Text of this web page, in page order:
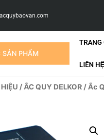
SẢN PHẨM
TRANG
LIÊN HỆ
/ẮC QUY DELKOR / Ắc